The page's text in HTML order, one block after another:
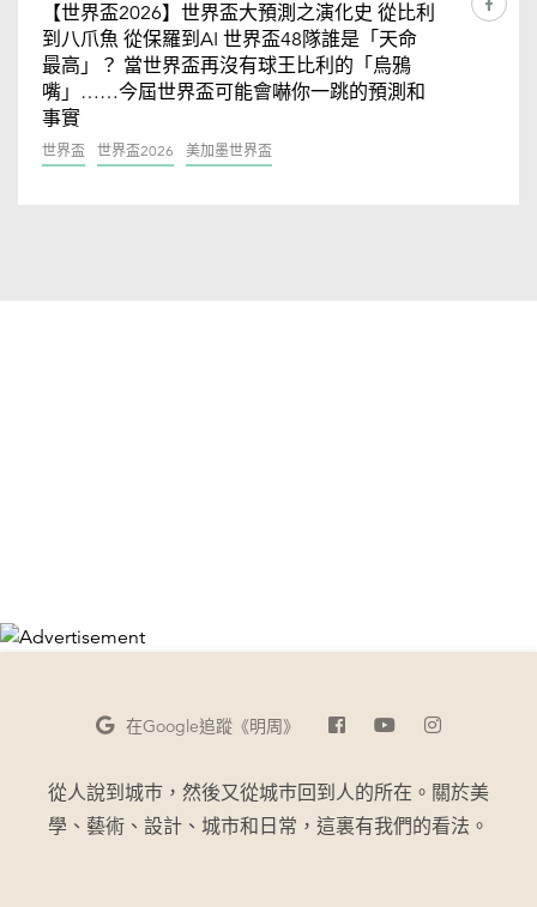
【世界盃2026】世界盃大預測之演化史 從比利
到八爪魚 從保羅到AI 世界盃48隊誰是「天命
最高」？ 當世界盃再沒有球王比利的「烏鴉
嘴」……今屆世界盃可能會嚇你一跳的預測和
事實
世界盃 世界盃2026 美加墨世界盃
在Google追蹤《明周》
從人說到城巿，然後又從城巿回到人的所在。關於美
學、藝術、設計、城市和日常，這裏有我們的看法。